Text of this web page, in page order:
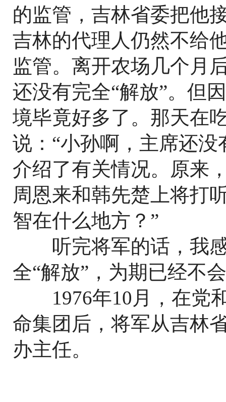
的监管，吉林省委把他
吉林的代理人仍然不给
监管。离开农场几个月
还没有完全“解放”。但
境毕竟好多了。那天在
说：“小孙啊，主席还
介绍了有关情况。原来
周恩来和韩先楚上将打
智在什么地方？”
听完将军的话，我感
全“解放”，为期已经不
1976年10月，在党和
命集团后，将军从吉林
办主任。